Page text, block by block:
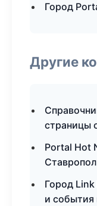
Город
Другие
страницы
Portal Hot
Город
и события